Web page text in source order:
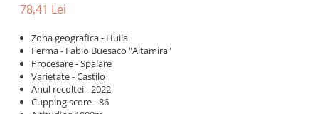
78,41 Lei
Zona geografica - Huila
Ferma - Fabio Buesaco "Altamira"
Procesare - Spalare
Varietate - Castilo
Anul recoltei - 2022
Cupping score - 86